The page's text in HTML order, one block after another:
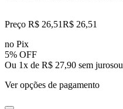
Preço R$ 26,51R$ 26,51
no Pix
5% OFF
Ou 1x de R$ 27,90 sem jurosou
Ver opções de pagamento